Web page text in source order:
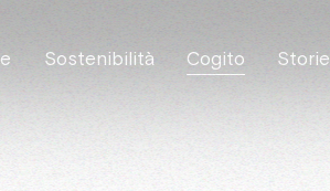
Sostenibilità Cogito Storie